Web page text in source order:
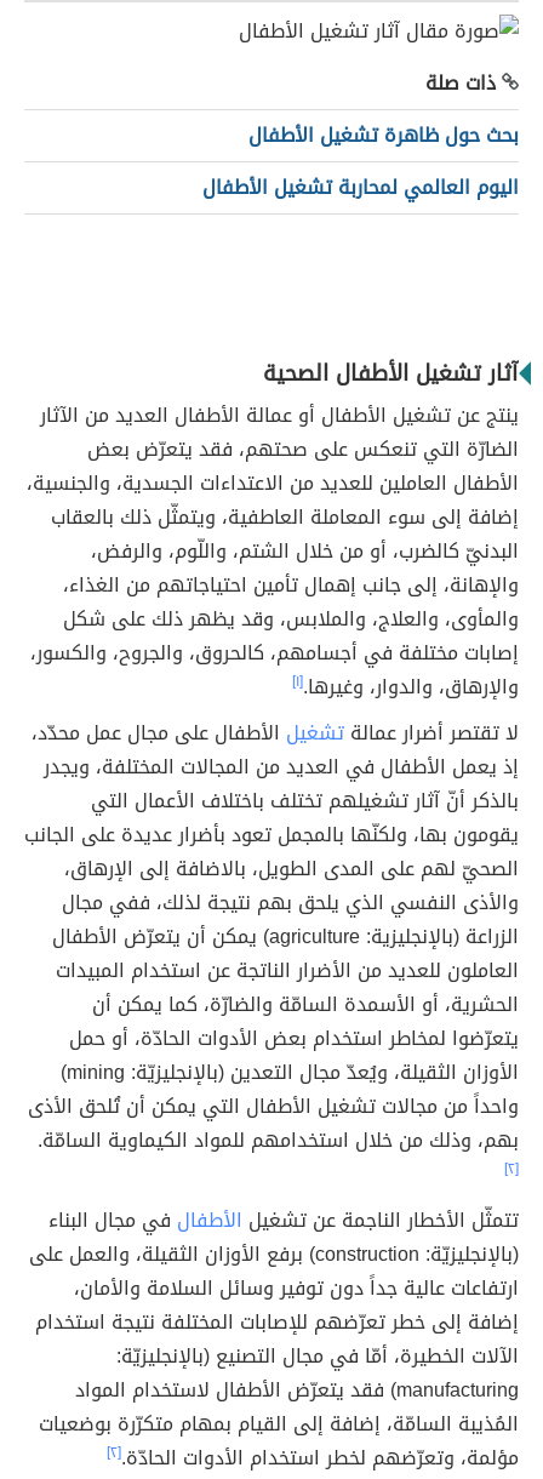
ذات صلة
بحث حول ظاهرة تشغيل الأطفال
اليوم العالمي لمحاربة تشغيل الأطفال
آثار تشغيل الأطفال الصحية
ينتج عن تشغيل الأطفال أو عمالة الأطفال العديد من الآثار
الضارّة التي تنعكس على صحتهم، فقد يتعرّض بعض
الأطفال العاملين للعديد من الاعتداءات الجسدية، والجنسية،
إضافة إلى سوء المعاملة العاطفية، ويتمثّل ذلك بالعقاب
البدنيّ كالضرب، أو من خلال الشتم، واللّوم، والرفض،
والإهانة، إلى جانب إهمال تأمين احتياجاتهم من الغذاء،
والمأوى، والعلاج، والملابس، وقد يظهر ذلك على شكل
إصابات مختلفة في أجسامهم، كالحروق، والجروح، والكسور،
والإرهاق، والدوار، وغيرها.[١]
لا تقتصر أضرار عمالةتشغيل الأطفال على مجال عمل محدّد،
إذ يعمل الأطفال في العديد من المجالات المختلفة، ويجدر
بالذكر أنّ آثار تشغيلهم تختلف باختلاف الأعمال التي
يقومون بها، ولكنّها بالمجمل تعود بأضرار عديدة على الجانب
الصحيّ لهم على المدى الطويل، بالاضافة إلى الإرهاق،
والأذى النفسي الذي يلحق بهم نتيجة لذلك، ففي مجال
الزراعة (بالإنجليزية: agriculture) يمكن أن يتعرّض الأطفال
العاملون للعديد من الأضرار الناتجة عن استخدام المبيدات
الحشرية، أو الأسمدة السامّة والضارّة، كما يمكن أن
يتعرّضوا لمخاطر استخدام بعض الأدوات الحادّة، أو حمل
الأوزان الثقيلة، ويُعدّ مجال التعدين (بالإنجليزيّة: mining)
واحداً من مجالات تشغيل الأطفال التي يمكن أن تُلحق الأذى
بهم، وذلك من خلال استخدامهم للمواد الكيماوية السامّة.
[٢]
تتمثّل الأخطار الناجمة عن تشغيل الأطفال في مجال البناء
(بالإنجليزيّة: construction) برفع الأوزان الثقيلة، والعمل على
ارتفاعات عالية جداً دون توفير وسائل السلامة والأمان،
إضافة إلى خطر تعرّضهم للإصابات المختلفة نتيجة استخدام
الآلات الخطيرة، أمّا في مجال التصنيع (بالإنجليزيّة:
manufacturing) فقد يتعرّض الأطفال لاستخدام المواد
المُذيبة السامّة، إضافة إلى القيام بمهام متكرّرة بوضعيات
مؤلمة، وتعرّضهم لخطر استخدام الأدوات الحادّة.[٢]